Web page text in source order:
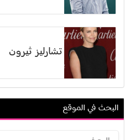
تشارليز ثيرون
باد أس. سميث
البحث في الموقع